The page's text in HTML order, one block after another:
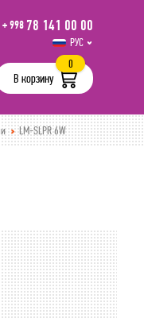
+ 998 78 141 00 00
РУС
UZB
В корзину
0
LM-SLPR 6W